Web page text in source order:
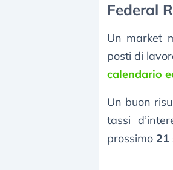
Federal
Un market
posti di
calendario
Un buon
tassi
prossimo 21